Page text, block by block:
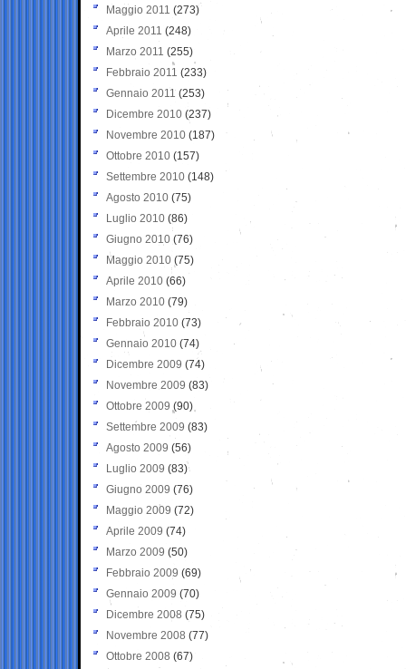
Maggio 2011 (273)
Aprile 2011 (248)
Marzo 2011 (255)
Febbraio 2011 (233)
Gennaio 2011 (253)
Dicembre 2010 (237)
Novembre 2010 (187)
Ottobre 2010 (157)
Settembre 2010 (148)
Agosto 2010 (75)
Luglio 2010 (86)
Giugno 2010 (76)
Maggio 2010 (75)
Aprile 2010 (66)
Marzo 2010 (79)
Febbraio 2010 (73)
Gennaio 2010 (74)
Dicembre 2009 (74)
Novembre 2009 (83)
Ottobre 2009 (90)
Settembre 2009 (83)
Agosto 2009 (56)
Luglio 2009 (83)
Giugno 2009 (76)
Maggio 2009 (72)
Aprile 2009 (74)
Marzo 2009 (50)
Febbraio 2009 (69)
Gennaio 2009 (70)
Dicembre 2008 (75)
Novembre 2008 (77)
Ottobre 2008 (67)